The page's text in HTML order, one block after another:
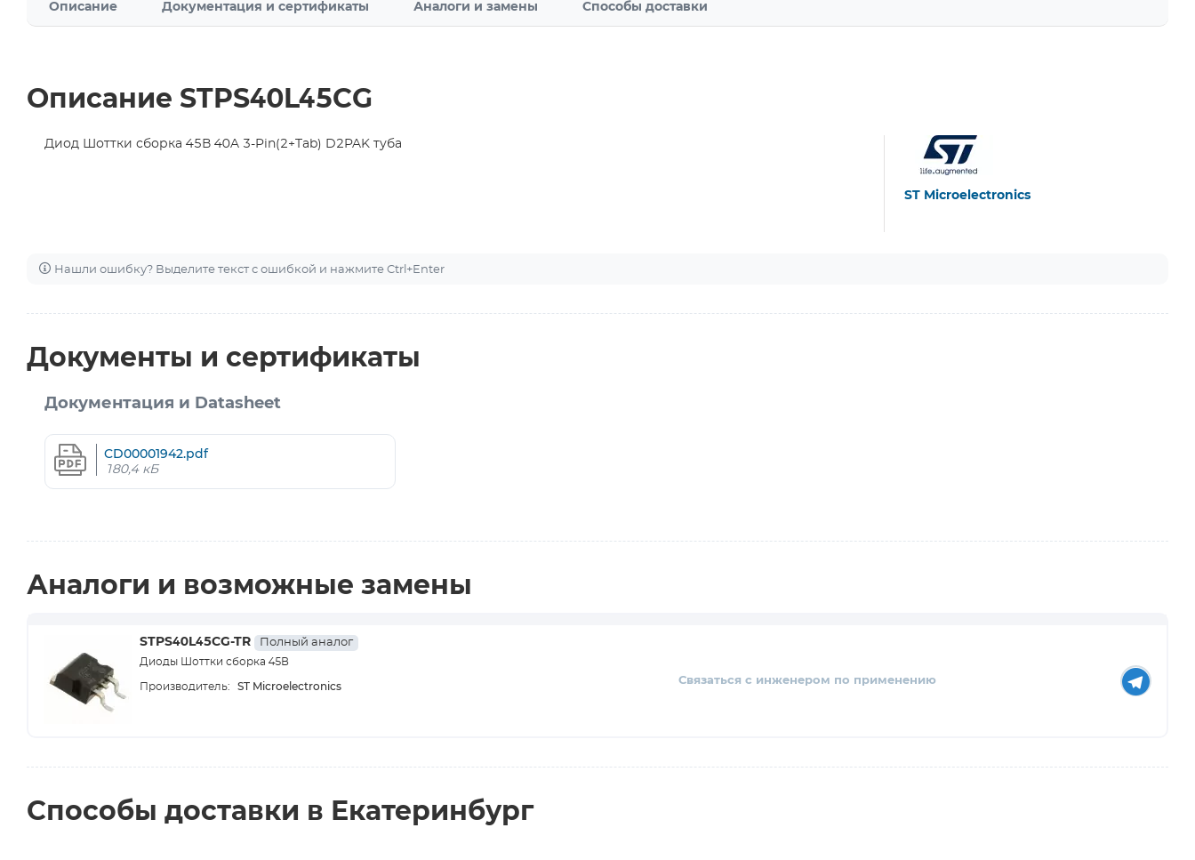
Описание Документация и сертификаты Аналоги и замены Способы доставки
Описание STPS40L45CG
Диод Шоттки сборка 45В 40A 3-Pin(2+Tab) D2PAK туба
ST Microelectronics
Нашли ошибку? Выделите текст с ошибкой и нажмите Ctrl+Enter
Документы и сертификаты
Документация и Datasheet
CD00001942.pdf
180,4 кБ
Аналоги и возможные замены
STPS40L45CG-TR Полный аналог
Диоды Шоттки сборка 45В
Производитель: ST Microelectronics Связаться с инженером по применению
Способы доставки в Екатеринбург